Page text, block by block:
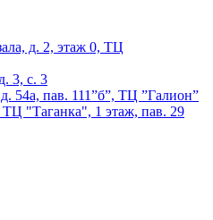
д. 2, этаж 0, ТЦ
3, с. 3
54а, пав. 111”б”, ТЦ ”Галион”
ТЦ "Таганка", 1 этаж, пав. 29